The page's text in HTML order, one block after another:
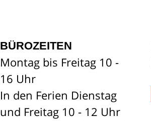
BÜROZEITEN
Montag bis Freitag 10 -
16 Uhr
In den Ferien Dienstag
und Freitag 10 - 12 Uhr